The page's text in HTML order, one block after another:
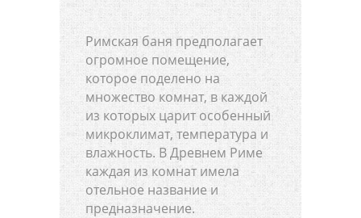
Римская баня предполагает
огромное помещение,
которое поделено на
множество комнат, в каждой
из которых царит особенный
микроклимат, температура и
влажность. В Древнем Риме
каждая из комнат имела
отельное название и
предназначение.